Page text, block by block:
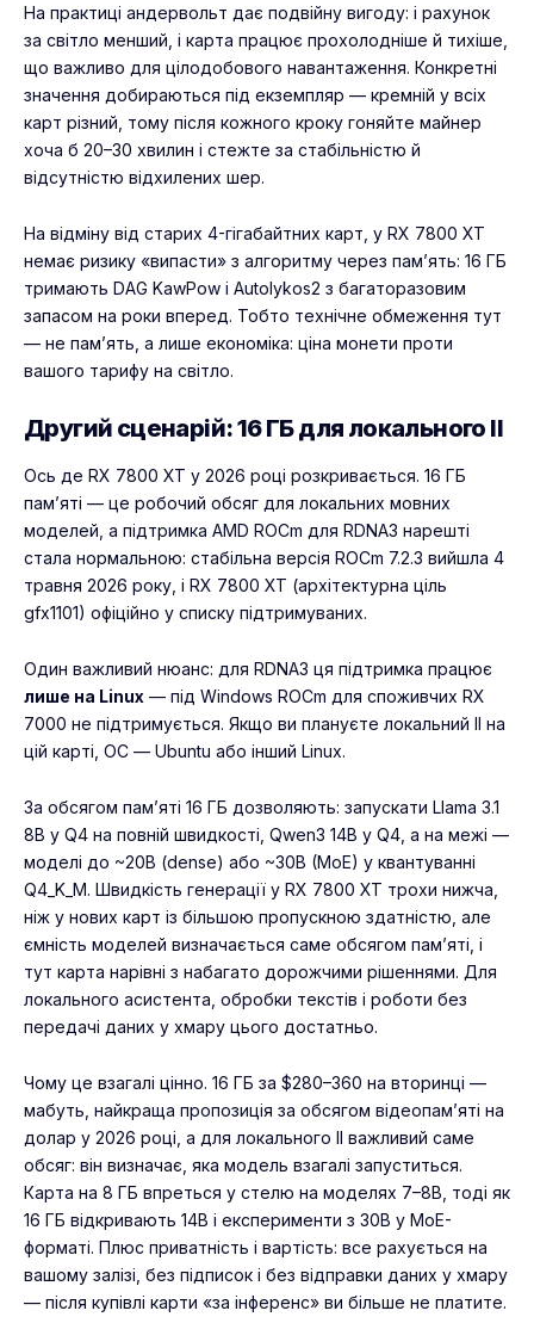
На практиці андервольт дає подвійну вигоду: і рахунок
за світло менший, і карта працює прохолодніше й тихіше,
що важливо для цілодобового навантаження. Конкретні
значення добираються під екземпляр — кремній у всіх
карт різний, тому після кожного кроку гоняйте майнер
хоча б 20–30 хвилин і стежте за стабільністю й
відсутністю відхилених шер.
На відміну від старих 4-гігабайтних карт, у RX 7800 XT
немає ризику «випасти» з алгоритму через пам’ять: 16 ГБ
тримають DAG KawPow і Autolykos2 з багаторазовим
запасом на роки вперед. Тобто технічне обмеження тут
— не пам’ять, а лише економіка: ціна монети проти
вашого тарифу на світло.
Другий сценарій: 16 ГБ для локального ІІ
Ось де RX 7800 XT у 2026 році розкривається. 16 ГБ
пам’яті — це робочий обсяг для локальних мовних
моделей, а підтримка AMD ROCm для RDNA3 нарешті
стала нормальною: стабільна версія ROCm 7.2.3 вийшла 4
травня 2026 року, і RX 7800 XT (архітектурна ціль
gfx1101) офіційно у списку підтримуваних.
Один важливий нюанс: для RDNA3 ця підтримка працює
лише на Linux — під Windows ROCm для споживчих RX
7000 не підтримується. Якщо ви плануєте локальний ІІ на
цій карті, ОС — Ubuntu або інший Linux.
За обсягом пам’яті 16 ГБ дозволяють: запускати Llama 3.1
8B у Q4 на повній швидкості, Qwen3 14B у Q4, а на межі —
моделі до ~20B (dense) або ~30B (MoE) у квантуванні
Q4_K_M. Швидкість генерації у RX 7800 XT трохи нижча,
ніж у нових карт із більшою пропускною здатністю, але
ємність моделей визначається саме обсягом пам’яті, і
тут карта нарівні з набагато дорожчими рішеннями. Для
локального асистента, обробки текстів і роботи без
передачі даних у хмару цього достатньо.
Чому це взагалі цінно. 16 ГБ за $280–360 на вторинці —
мабуть, найкраща пропозиція за обсягом відеопам’яті на
долар у 2026 році, а для локального ІІ важливий саме
обсяг: він визначає, яка модель взагалі запуститься.
Карта на 8 ГБ впреться у стелю на моделях 7–8B, тоді як
16 ГБ відкривають 14B і експерименти з 30B у MoE-
форматі. Плюс приватність і вартість: все рахується на
вашому залізі, без підписок і без відправки даних у хмару
— після купівлі карти «за інференс» ви більше не платите.